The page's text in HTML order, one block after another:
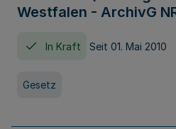
Westfalen - ArchivG
In Kraft Seit 01. Mai 2010
Gesetz